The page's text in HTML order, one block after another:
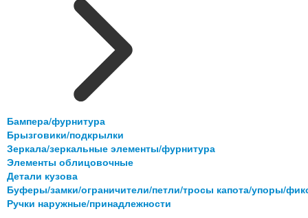
Бампера/фурнитура
Брызговики/подкрылки
Зеркала/зеркальные элементы/фурнитура
Элементы облицовочные
Детали кузова
Буферы/замки/ограничители/петли/тросы капота/упоры/
Ручки наружные/принадлежности